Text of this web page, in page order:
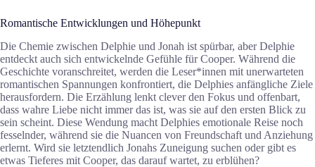
Romantische Entwicklungen und Höhepunkt
Die Chemie zwischen Delphie und Jonah ist spürbar, aber Delphie
entdeckt auch sich entwickelnde Gefühle für Cooper. Während die
Geschichte voranschreitet, werden die Leser*innen mit unerwarteten
romantischen Spannungen konfrontiert, die Delphies anfängliche Ziele
herausfordern. Die Erzählung lenkt clever den Fokus und offenbart,
dass wahre Liebe nicht immer das ist, was sie auf den ersten Blick zu
sein scheint. Diese Wendung macht Delphies emotionale Reise noch
fesselnder, während sie die Nuancen von Freundschaft und Anziehung
erlernt. Wird sie letztendlich Jonahs Zuneigung suchen oder gibt es
etwas Tieferes mit Cooper, das darauf wartet, zu erblühen?